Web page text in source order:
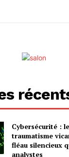
Cybersécurité :
traumatisme
fléau silencieux
analystes